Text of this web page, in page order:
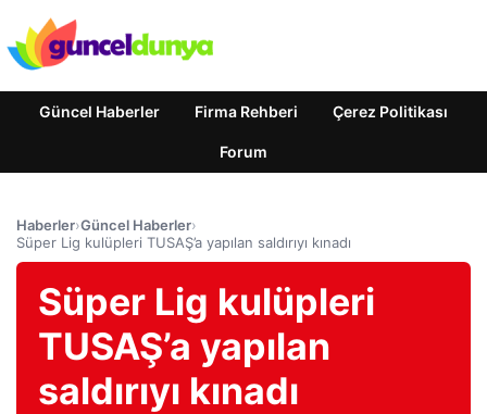
Güncel Haberler Firma Rehberi Çerez Politikası
Forum
Haberler›Güncel Haberler›
Süper Lig kulüpleri TUSAŞ’a yapılan saldırıyı kınadı
Süper Lig kulüpleri
TUSAŞ’a yapılan
saldırıyı kınadı